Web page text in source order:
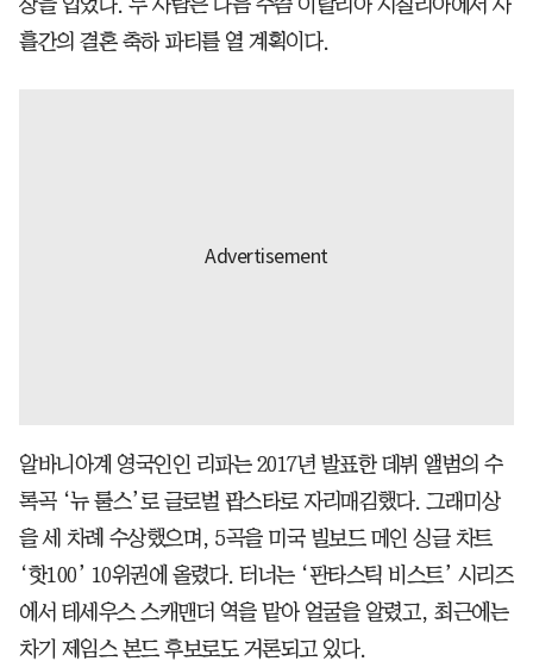
장을 입었다. 두 사람은 다음 주쯤 이탈리아 시칠리아에서 사
흘간의 결혼 축하 파티를 열 계획이다.
알바니아계 영국인인 리파는 2017년 발표한 데뷔 앨범의 수
록곡 ‘뉴 룰스’로 글로벌 팝스타로 자리매김했다. 그래미상
을 세 차례 수상했으며, 5곡을 미국 빌보드 메인 싱글 차트
‘핫100’ 10위권에 올렸다. 터너는 ‘판타스틱 비스트’ 시리즈
에서 테세우스 스캐맨더 역을 맡아 얼굴을 알렸고, 최근에는
차기 제임스 본드 후보로도 거론되고 있다.